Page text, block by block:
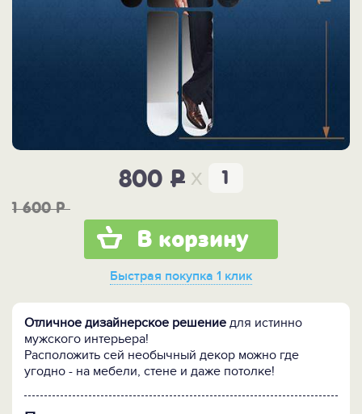
800 P x
1 600P
В корзину
Быстрая покупка 1 клик
Отличное дизайнерское решение для истинно
мужского интерьера!
Расположить сей необычный декор можно где
угодно - на мебели, стене и даже потолке!